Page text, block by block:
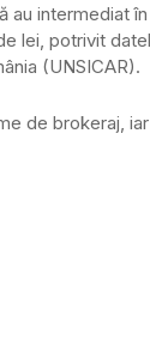
intermediat
lei, potrivit
(UNSICAR).
de brokeraj,